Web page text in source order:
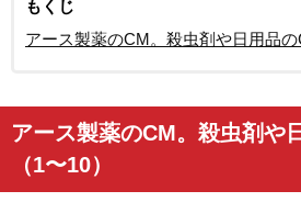
もくじ
アース製薬のCM。殺虫剤や日用品
アース製薬のCM。殺虫剤や
（1〜10）